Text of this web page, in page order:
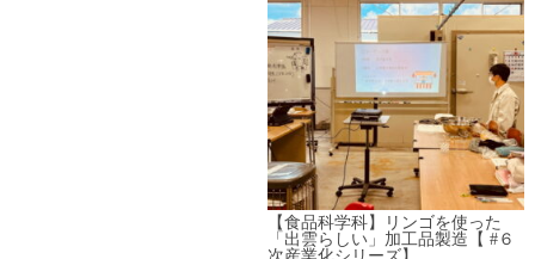
【食品科学科】リンゴを使った
「出雲らしい」加工品製造【 #６